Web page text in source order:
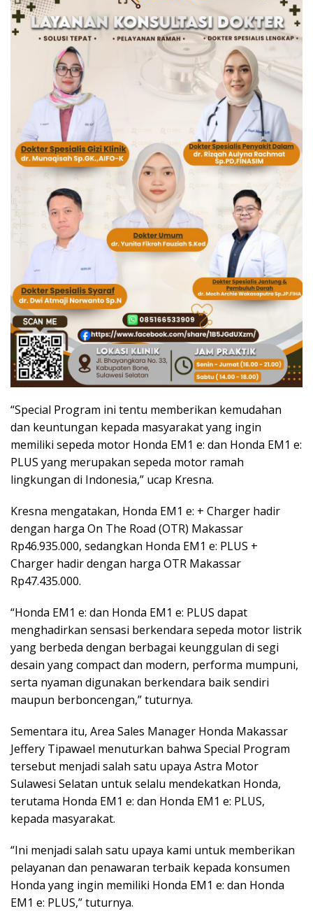
“Special Program ini tentu memberikan kemudahan
dan keuntungan kepada masyarakat yang ingin
memiliki sepeda motor Honda EM1 e: dan Honda EM1 e:
PLUS yang merupakan sepeda motor ramah
lingkungan di Indonesia,” ucap Kresna.
Kresna mengatakan, Honda EM1 e: + Charger hadir
dengan harga On The Road (OTR) Makassar
Rp46.935.000, sedangkan Honda EM1 e: PLUS +
Charger hadir dengan harga OTR Makassar
Rp47.435.000.
“Honda EM1 e: dan Honda EM1 e: PLUS dapat
menghadirkan sensasi berkendara sepeda motor listrik
yang berbeda dengan berbagai keunggulan di segi
desain yang compact dan modern, performa mumpuni,
serta nyaman digunakan berkendara baik sendiri
maupun berboncengan,” tuturnya.
Sementara itu, Area Sales Manager Honda Makassar
Jeffery Tipawael menuturkan bahwa Special Program
tersebut menjadi salah satu upaya Astra Motor
Sulawesi Selatan untuk selalu mendekatkan Honda,
terutama Honda EM1 e: dan Honda EM1 e: PLUS,
kepada masyarakat.
“Ini menjadi salah satu upaya kami untuk memberikan
pelayanan dan penawaran terbaik kepada konsumen
Honda yang ingin memiliki Honda EM1 e: dan Honda
EM1 e: PLUS,” tuturnya.